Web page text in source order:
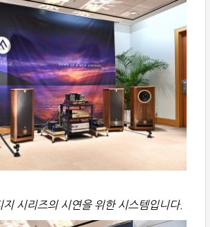
지 시리즈의 시연을 위한 시스템입니다.